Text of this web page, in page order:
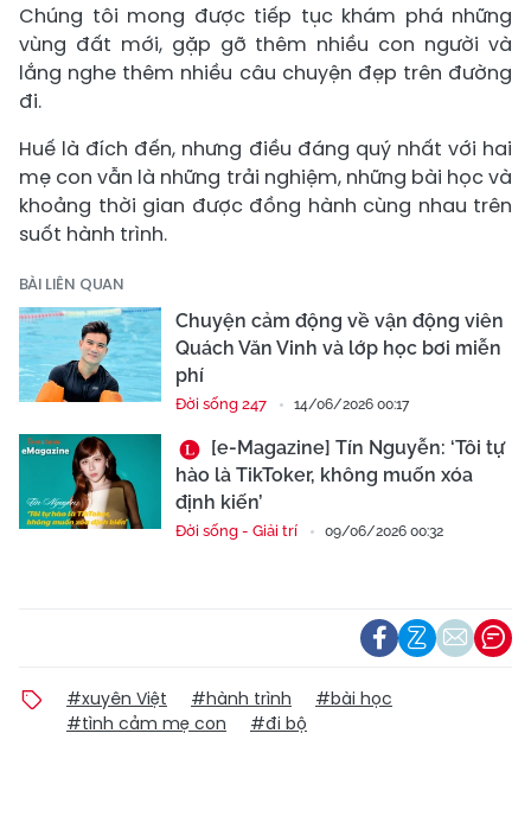
Chúng tôi mong được tiếp tục khám phá những
vùng đất mới, gặp gỡ thêm nhiều con người và
lắng nghe thêm nhiều câu chuyện đẹp trên đường
đi.
Huế là đích đến, nhưng điều đáng quý nhất với hai
mẹ con vẫn là những trải nghiệm, những bài học và
khoảng thời gian được đồng hành cùng nhau trên
suốt hành trình.
BÀI LIÊN QUAN
Chuyện cảm động về vận động viên
Quách Văn Vinh và lớp học bơi miễn
phí
Đời sống 247 14/06/2026 00:17
[e-Magazine] Tín Nguyễn: ‘Tôi tự
hào là TikToker, không muốn xóa
định kiến’
Đời sống - Giải trí 09/06/2026 00:32
#xuyên Việt #hành trình
#bài học
#tình cảm mẹ con
#đi bộ